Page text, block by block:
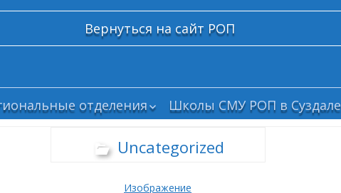
Вернуться на сайт РОП
отделения
Школы СМУ РОП в Суздале
Uncategorized
Изображение